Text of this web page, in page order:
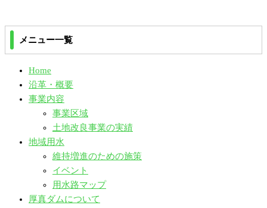
ゲ
シ
ョ
ン
メニュー一覧
Home
沿革・概要
事業内容
事業区域
土地改良事業の実績
地域用水
維持増進のための施策
イベント
用水路マップ
厚真ダムについて